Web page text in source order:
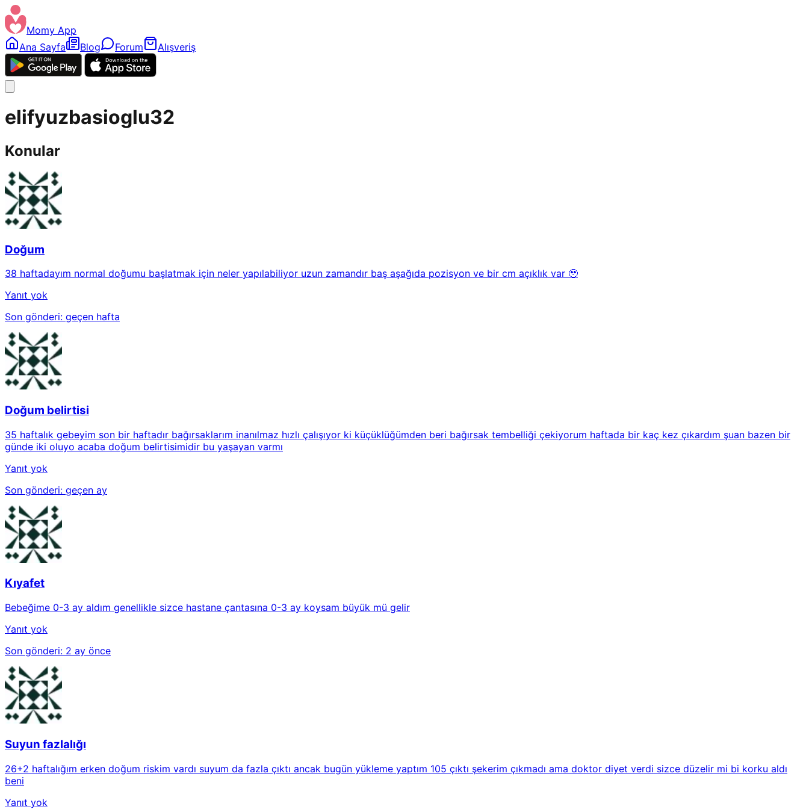
Momy App
Ana Sayfa
Blog Forum Alışveriş
elifyuzbasioglu32
Konular
Doğum
38 haftadayım normal doğumu başlatmak için neler yapılabiliyor uzun zamandır baş aşağıda pozisyon ve bir cm açıklık var 🥹
Yanıt yok
Son gönderi: geçen hafta
Doğum belirtisi
35 haftalık gebeyim son bir haftadır bağırsaklarım inanılmaz hızlı çalışıyor ki küçüklüğümden beri bağırsak tembelliği çekiyorum haftada bir kaç kez çıkardım şuan bazen bir
günde iki oluyo acaba doğum belirtisimidir bu yaşayan varmı
Yanıt yok
Son gönderi: geçen ay
Kıyafet
Bebeğime 0-3 ay aldım genellikle sizce hastane çantasına 0-3 ay koysam büyük mü gelir
Yanıt yok
Son gönderi: 2 ay önce
Suyun fazlalığı
26+2 haftalığım erken doğum riskim vardı suyum da fazla çıktı ancak bugün yükleme yaptım 105 çıktı şekerim çıkmadı ama doktor diyet verdi sizce düzelir mi bi korku aldı
beni
Yanıt yok